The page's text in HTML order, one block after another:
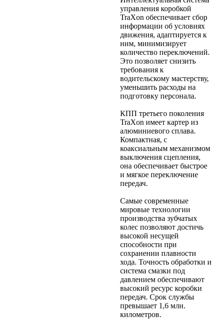
управления коробкой
TraXon обеспечивает сбор
информации об условиях
движения, адаптируется к
ним, минимизирует
количество переключений.
Это позволяет снизить
требования к
водительскому мастерству,
уменьшить расходы на
подготовку персонала.
КПП третьего поколения
TraXon имеет картер из
алюминиевого сплава.
Компактная, с
коаксиальным механизмом
выключения сцепления,
она обеспечивает быстрое
и мягкое переключение
передач.
Самые современные
мировые технологии
производства зубчатых
колес позволяют достичь
высокой несущей
способности при
сохранении плавности
хода. Точность обработки и
система смазки под
давлением обеспечивают
высокий ресурс коробки
передач. Срок службы
превышает 1,6 млн.
километров.